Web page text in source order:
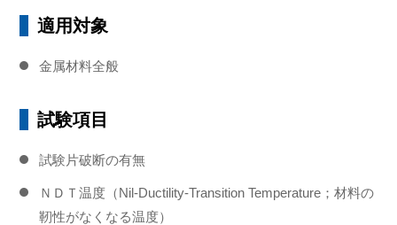
適用対象
金属材料全般
試験項目
試験片破断の有無
ＮＤＴ温度（Nil-Ductility-Transition Temperature；材料の
靭性がなくなる温度）